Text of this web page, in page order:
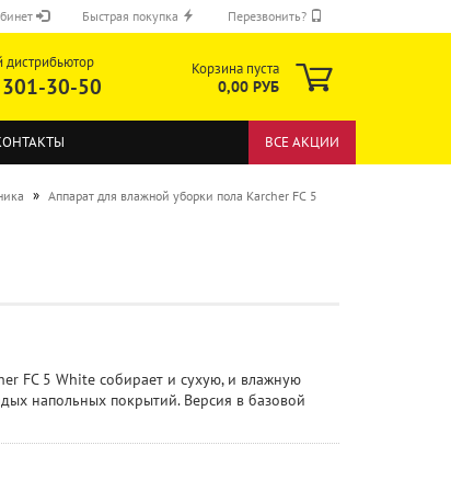
Быстрая покупка Перезвонить?
30-50
Корзина пуста
0,00 РУБ
ВСЕ АКЦИИ
» Аппарат для влажной уборки пола Karcher FC 5
FC 5 White собирает и сухую, и влажную
напольных покрытий. Версия в базовой